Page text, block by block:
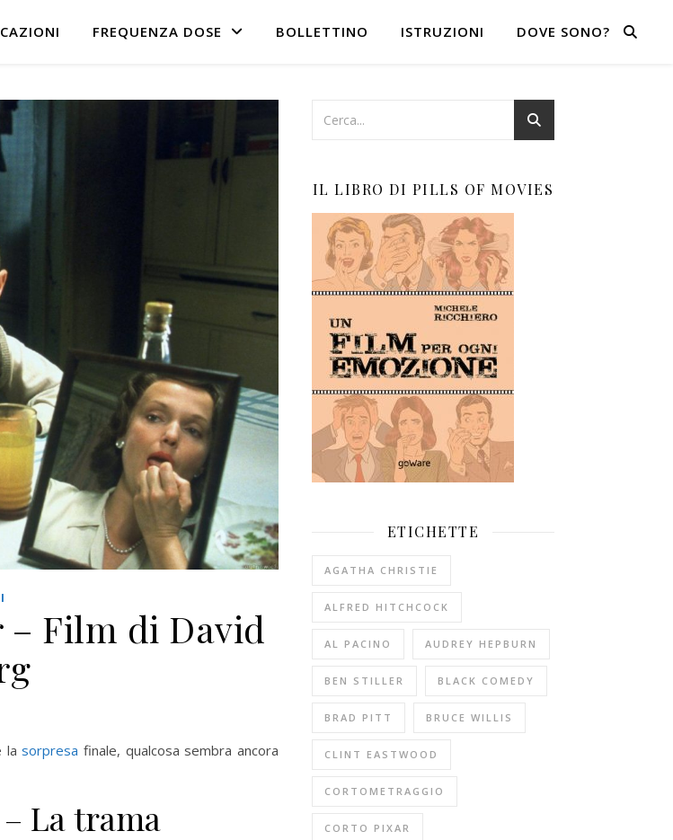
FREQUENZA DOSE BOLLETTINO ISTRUZIONI DOVE SONO?
– Film di David
lasorpresa finale, qualcosa sembra ancora
La trama
IL LIBRO DI PILLS OF MOVIES
ETICHETTE
AGATHA CHRISTIE
ALFRED HITCHCOCK
AL PACINO AUDREY HEPBURN
BEN STILLER BLACK COMEDY
BRAD PITT BRUCE WILLIS
CLINT EASTWOOD
CORTOMETRAGGIO
CORTO PIXAR